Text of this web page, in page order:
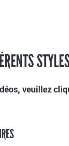
veuillez